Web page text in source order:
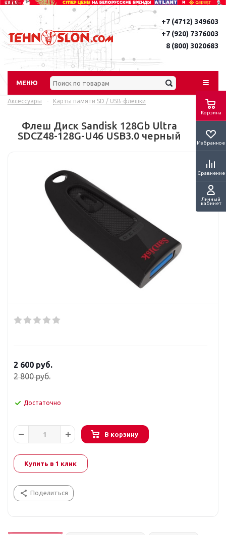
Корзина
Избранное
Сравнение
Личный
кабинет
+7 (4712) 349603
+7 (920) 7376003
8 (800) 3020683
МЕНЮ
Аксессуары - Карты памяти SD / USB-флешки
Флеш Диск Sandisk 128Gb Ultra
SDCZ48-128G-U46 USB3.0 черный
2 600 руб.
2 800руб.
Достаточно
В корзину
Купить в 1 клик
Поделиться